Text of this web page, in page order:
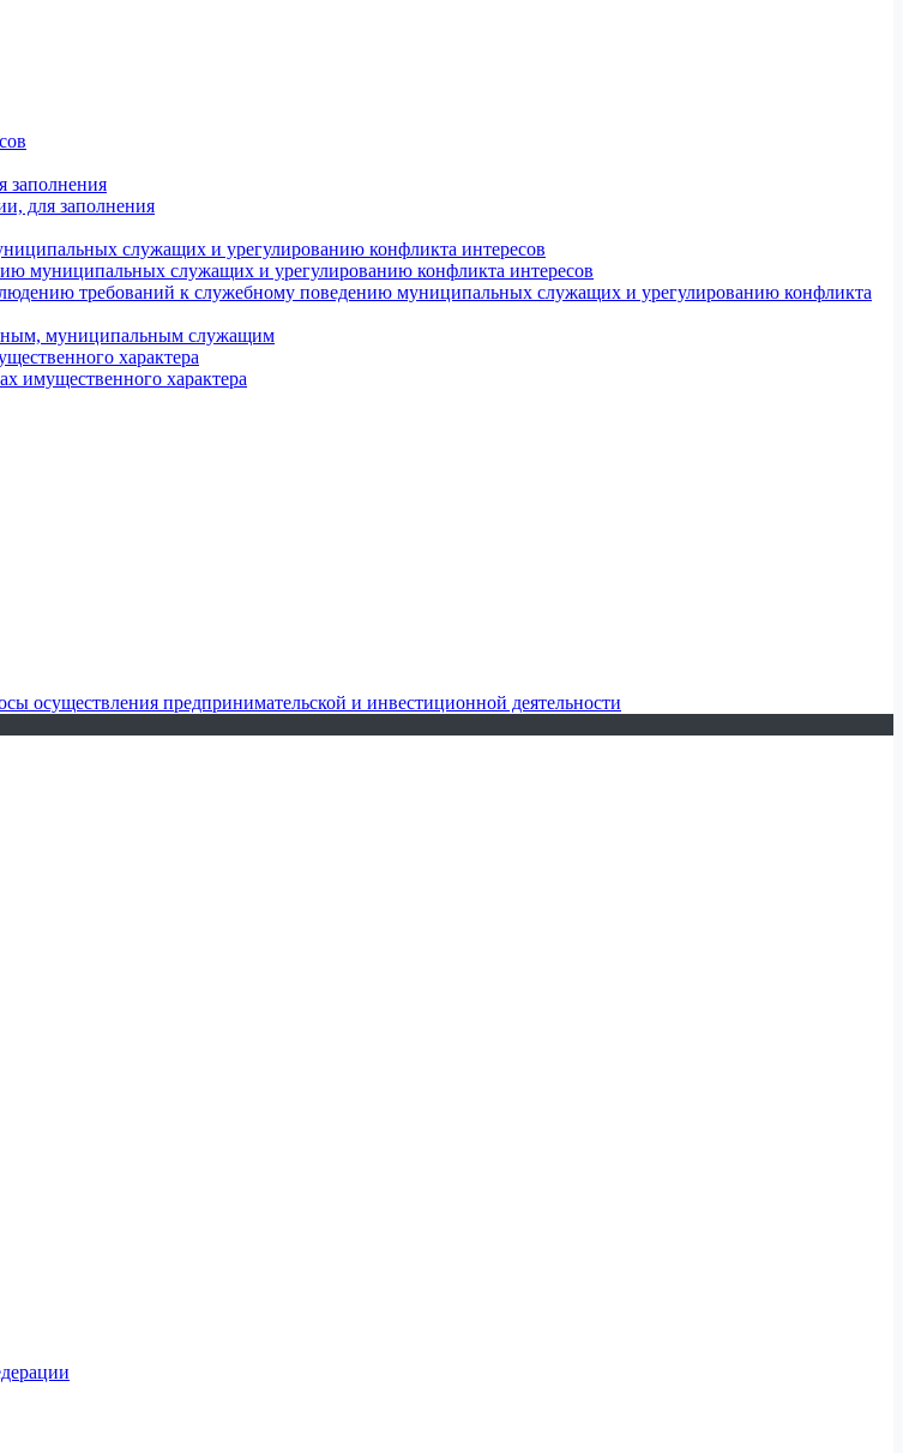
заполнения
для заполнения
служащих и урегулированию конфликта интересов
муниципальных служащих и урегулированию конфликта интересов
требований к служебному поведению муниципальных служащих и урегулированию конфликта
муниципальным служащим
характера
имущественного характера
осуществления предпринимательской и инвестиционной деятельности